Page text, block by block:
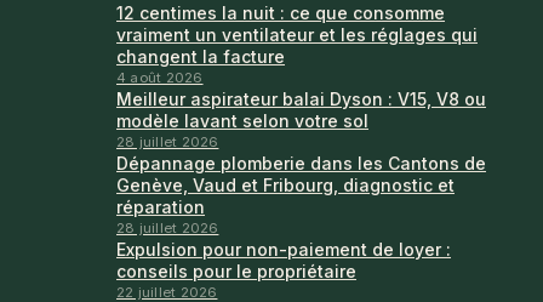
12 centimes la nuit : ce que consomme
vraiment un ventilateur et les réglages qui
changent la facture
4 août 2026
Meilleur aspirateur balai Dyson : V15, V8 ou
modèle lavant selon votre sol
28 juillet 2026
Dépannage plomberie dans les Cantons de
Genève, Vaud et Fribourg, diagnostic et
réparation
28 juillet 2026
Expulsion pour non-paiement de loyer :
conseils pour le propriétaire
22 juillet 2026